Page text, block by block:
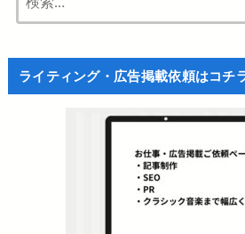
ライティング・広告掲載依頼はコチ